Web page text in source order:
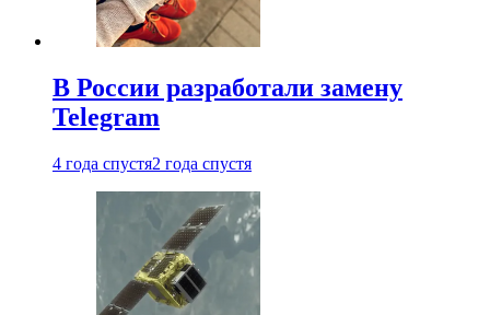
В России разработали замену
Telegram
4 года спустя2 года спустя